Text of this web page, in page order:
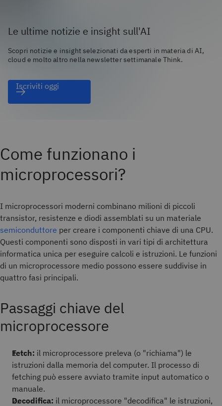
Le ultime notizie e insight sull'AI
Scopri notizie e insight selezionati da esperti in materia di AI,
cloud e molto altro nella newsletter settimanale Think.
Iscriviti oggi
Come funzionano i
microprocessori?
I microprocessori moderni combinano milioni di piccoli
transistor, resistenze e diodi assemblati su un materiale
semiconduttore per creare i componenti chiave di una CPU.
Questi componenti sono disposti in vari tipi di architettura
informatica unica per eseguire calcoli e istruzioni. Le funzioni
di un microprocessore medio possono essere suddivise in
quattro fasi principali.
Passaggi chiave del
microprocessore
Fetch: il microprocessore preleva (o "richiama") le
istruzioni dalla memoria del computer. Il processo di
fetching può essere avviato tramite input automatico o
manuale.
Decodifica: il microprocessore "decodifica" le istruzioni,